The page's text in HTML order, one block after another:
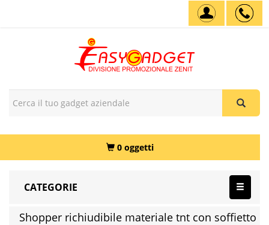
0 oggetti
CATEGORIE
Shopper richiudibile materiale tnt con soffietto